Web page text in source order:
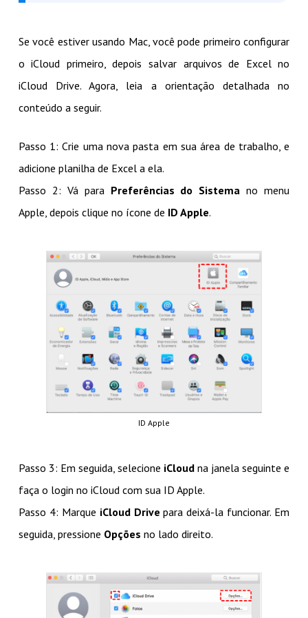
Se você estiver usando Mac, você pode primeiro configurar
o iCloud primeiro, depois salvar arquivos de Excel no
iCloud Drive. Agora, leia a orientação detalhada no
conteúdo a seguir.
Passo 1: Crie uma nova pasta em sua área de trabalho, e
adicione planilha de Excel a ela.
Passo 2: Vá para Preferências do Sistema no menu
Apple, depois clique no ícone de ID Apple.
ID Apple
Passo 3: Em seguida, selecione iCloud na janela seguinte e
faça o login no iCloud com sua ID Apple.
Passo 4: Marque iCloud Drive para deixá-la funcionar. Em
seguida, pressione Opções no lado direito.